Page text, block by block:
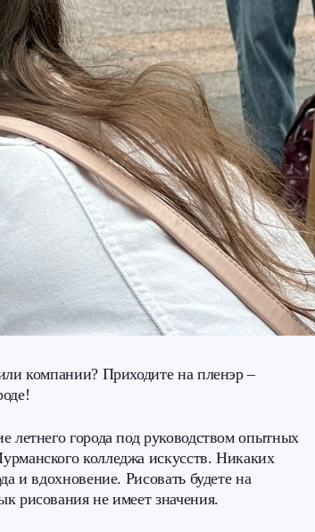
компании? Приходите на пленэр –
летнего города под руководством опытных
колледжа искусств. Никаких
и вдохновение. Рисовать будете на
рисования не имеет значения.